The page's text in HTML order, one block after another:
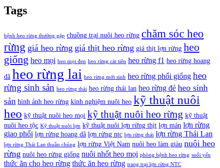
Tags
bệnh heo rừng thường gặp chuồng trại nuôi heo rừng chăm sóc heo
rừng giá heo rừng giá thịt heo rừng giá thịt lợn rừng heo
giống heo mọi heo mọi đen heo rừng cát tiên heo rừng f1 heo rừng hoang
dã heo rừng lai heo rừng mới sinh heo rừng phối giống heo
rừng sinh sản heo rừng thái heo rừng thái lan heo rừng đẻ heo sinh
sản hình ảnh heo rừng kinh nghiệm nuôi heo kỹ thuật nuôi
heo kỹ thuật nuôi heo mọi kỹ thuật nuôi heo rừng kỹ thuật
nuôi heo tộc Kỹ thuật nuôi lợn kỹ thuật nuôi lợn rừng thịt lợn mán lợn rừng
giao phối lợn rừng hoang dã lợn rừng ntc lợn rừng thái lợn rừng Thái Lan
lợn rừng Thái Lan thuần chủng lợn rừng Việt Nam nuôi heo làm giàu nuôi heo
rừng nuôi heo rừng giống nuôi nhốt heo mọi phòng bệnh heo rừng suối yến
thức ăn cho heo rừng thức ăn heo rừng trang trại lợn rừng NTC